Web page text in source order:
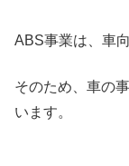
ABS事業は、車
そのため、車の
います。